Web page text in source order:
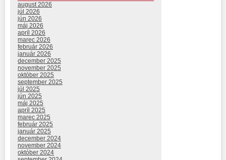
august 2026
júl 2026
jún 2026
máj 2026
apríl 2026
marec 2026
február 2026
január 2026
december 2025
november 2025
október 2025
september 2025
júl 2025
jún 2025
máj 2025
apríl 2025
marec 2025
február 2025
január 2025
december 2024
november 2024
október 2024